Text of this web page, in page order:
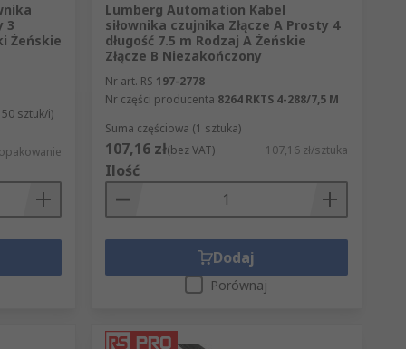
3
Żeńskie
sztuk/i)
Lumberg Automation Kabel
siłownika czujnika Złącze A Prosty 4
długość 7.5 m Rodzaj A Żeńskie
Złącze B Niezakończony
Nr art. RS 197-2778
Nr części producenta 8264 RKTS 4-288/7,5 M
Suma częściowa (1 sztuka)
107,16 zł(bez VAT) 107,16 zł/sztuka
Ilość
Dodaj
Porównaj